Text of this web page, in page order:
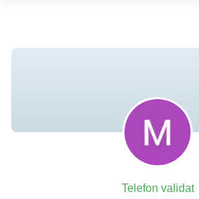
Telefon validat